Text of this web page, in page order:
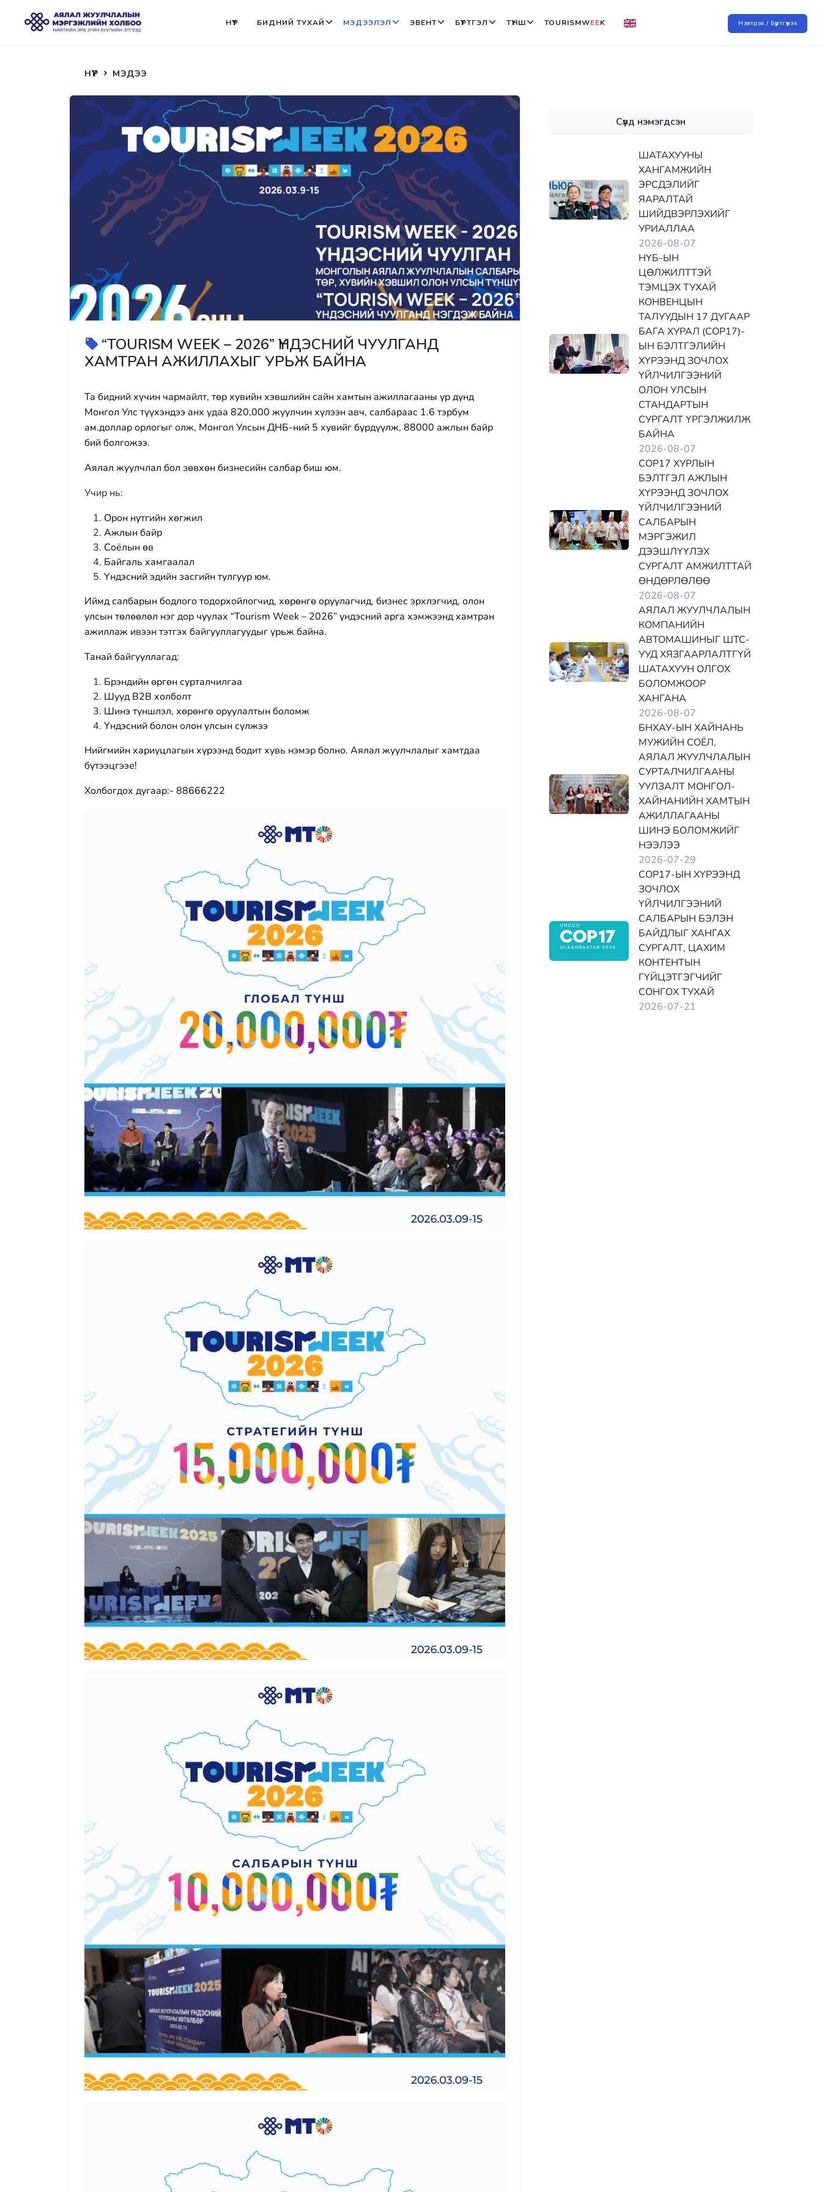
Нэвтрэх / Бүртгүүлэх
НҮҮР БИДНИЙ ТУХАЙ МЭДЭЭЛЭЛ ЭВЕНТ БҮРТГЭЛ ТҮНШ TOURISMWEEK
НҮҮР МЭДЭЭ
“TOURISM WEEK – 2026” ҮНДЭСНИЙ ЧУУЛГАНД
ХАМТРАН АЖИЛЛАХЫГ УРЬЖ БАЙНА
Та бидний хүчин чармайлт, төр хувийн хэвшлийн сайн хамтын ажиллагааны үр дүнд
Монгол Улс түүхэндээ анх удаа 820,000 жуулчин хүлээн авч, салбараас 1.6 тэрбум
ам.доллар орлогыг олж, Монгол Улсын ДНБ-ний 5 хувийг бүрдүүлж, 88000 ажлын байр
бий болгожээ.
Аялал жуулчлал бол зөвхөн бизнесийн салбар биш юм.
Учир нь:
Орон нутгийн хөгжил
Ажлын байр
Соёлын өв
Байгаль хамгаалал
Үндэсний эдийн засгийн тулгуур юм.
Иймд салбарын бодлого тодорхойлогчид, хөрөнгө оруулагчид, бизнес эрхлэгчид, олон
улсын төлөөлөл нэг дор чуулах “Tourism Week – 2026” үндэсний арга хэмжээнд хамтран
ажиллаж ивээн тэтгэх байгууллагуудыг урьж байна.
Танай байгууллагад:
Брэндийн өргөн сурталчилгаа
Шууд B2B холболт
Шинэ түншлэл, хөрөнгө оруулалтын боломж
Үндэсний болон олон улсын сүлжээ
Нийгмийн хариуцлагын хүрээнд бодит хувь нэмэр болно. Аялал жуулчлалыг хамтдаа
бүтээцгээе!
Холбогдох дугаар:- 88666222
Сүүлд нэмэгдсэн
ШАТАХУУНЫ
ХАНГАМЖИЙН
ЭРСДЭЛИЙГ
ЯАРАЛТАЙ
ШИЙДВЭРЛЭХИЙГ
УРИАЛЛАА
2026-08-07
НҮБ-ЫН
ЦӨЛЖИЛТТЭЙ
ТЭМЦЭХ ТУХАЙ
КОНВЕНЦЫН
ТАЛУУДЫН 17 ДУГААР
БАГА ХУРАЛ (COP17)-
ЫН БЭЛТГЭЛИЙН
ХҮРЭЭНД ЗОЧЛОХ
ҮЙЛЧИЛГЭЭНИЙ
ОЛОН УЛСЫН
СТАНДАРТЫН
СУРГАЛТ ҮРГЭЛЖИЛЖ
БАЙНА
2026-08-07
COP17 ХУРЛЫН
БЭЛТГЭЛ АЖЛЫН
ХҮРЭЭНД ЗОЧЛОХ
ҮЙЛЧИЛГЭЭНИЙ
САЛБАРЫН
МЭРГЭЖИЛ
ДЭЭШЛҮҮЛЭХ
СУРГАЛТ АМЖИЛТТАЙ
ӨНДӨРЛӨЛӨӨ
2026-08-07
АЯЛАЛ ЖУУЛЧЛАЛЫН
КОМПАНИЙН
АВТОМАШИНЫГ ШТС-
УУД ХЯЗГААРЛАЛТГҮЙ
ШАТАХУУН ОЛГОХ
БОЛОМЖООР
ХАНГАНА
2026-08-07
БНХАУ-ЫН ХАЙНАНЬ
МУЖИЙН СОЁЛ,
АЯЛАЛ ЖУУЛЧЛАЛЫН
СУРТАЛЧИЛГААНЫ
УУЛЗАЛТ МОНГОЛ-
ХАЙНАНИЙН ХАМТЫН
АЖИЛЛАГААНЫ
ШИНЭ БОЛОМЖИЙГ
НЭЭЛЭЭ
2026-07-29
COP17-ЫН ХҮРЭЭНД
ЗОЧЛОХ
ҮЙЛЧИЛГЭЭНИЙ
САЛБАРЫН БЭЛЭН
БАЙДЛЫГ ХАНГАХ
СУРГАЛТ, ЦАХИМ
КОНТЕНТЫН
ГҮЙЦЭТГЭГЧИЙГ
СОНГОХ ТУХАЙ
2026-07-21